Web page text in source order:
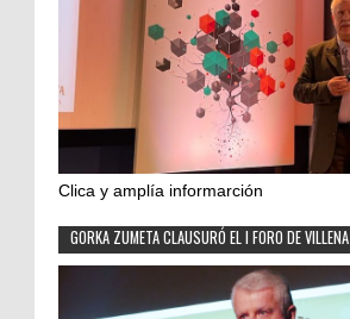
Clica y amplía informarción
GORKA ZUMETA CLAUSURÓ EL I FORO DE VILLENA